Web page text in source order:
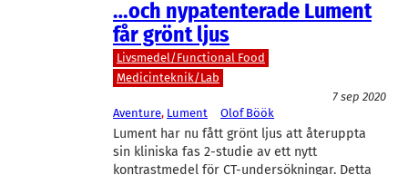
…och nypatenterade Lument
får grönt ljus
Livsmedel/Functional Food
Medicinteknik/Lab
7 sep 2020
Aventure, Lument Olof Böök
Lument har nu fått grönt ljus att återuppta
sin kliniska fas 2-studie av ett nytt
kontrastmedel för CT-undersökningar. Detta